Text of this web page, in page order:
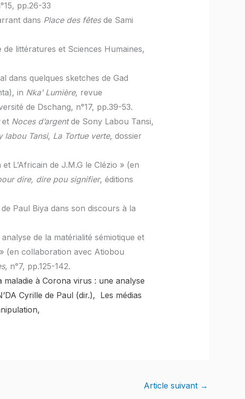
pp.26-33
dans Place des fêtesde Sami
de littératures et Sciences Humaines,
dans quelques sketches de Gad
in Nka’ Lumière, revue
de Dschang, n°17, pp.39-53.
Noces d’argentde Sony Labou Tansi,
labou Tansi, La Tortue verte, dossier
L’Africain de J.M.G le Clézio » (en
dire, dire pou signifier, éditions
Paul Biya dans son discours à la
de la matérialité sémiotique et
(en collaboration avec Atiobou
, n°7, pp.125-142.
à Corona virus : une analyse
Cyrille de Paul (dir.), Les médias
Article suivant →